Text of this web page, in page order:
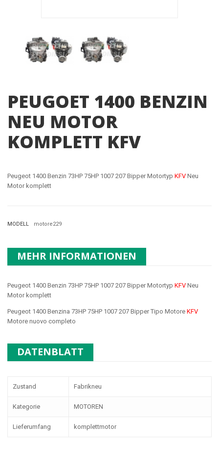
PEUGOET 1400 BENZIN
NEU MOTOR
KOMPLETT KFV
Peugeot 1400 Benzin 73HP 75HP 1007 207 Bipper Motortyp KFV Neu
Motor komplett
MODELL motore229
MEHR INFORMATIONEN
Peugeot 1400 Benzin 73HP 75HP 1007 207 Bipper Motortyp KFV Neu
Motor komplett
Peugeot 1400 Benzina 73HP 75HP 1007 207 Bipper Tipo Motore KFV
Motore nuovo completo
DATENBLATT
Zustand Fabrikneu
Kategorie MOTOREN
Lieferumfang komplettmotor